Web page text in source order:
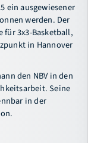
ein ausgewiesener
werden. Der
3x3-Basketball,
in Hannover
den NBV in den
Seine
in der